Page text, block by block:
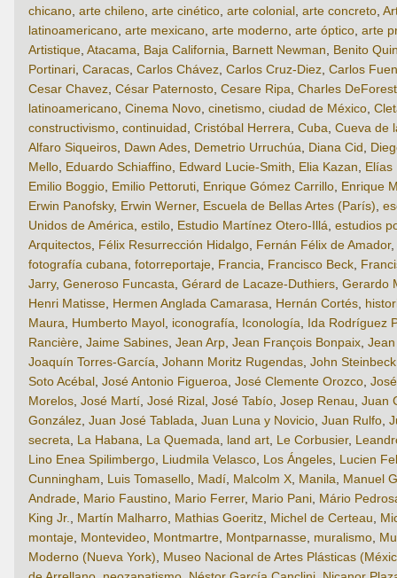
chicano, arte chileno, arte cinético, arte colonial, arte concreto,
latinoamericano, arte mexicano, arte moderno, arte óptico, arte
Artistique, Atacama, Baja California, Barnett Newman, Benito
Portinari, Caracas, Carlos Chávez, Carlos Cruz-Diez, Carlos
Cesar Chavez, César Paternosto, Cesare Ripa, Charles
latinoamericano, Cinema Novo, cinetismo, ciudad de México,
constructivismo, continuidad, Cristóbal Herrera, Cuba, Cueva de
Alfaro Siqueiros, Dawn Ades, Demetrio Urruchúa, Diana Cid,
Mello, Eduardo Schiaffino, Edward Lucie-Smith, Elia Kazan, Elías
Emilio Boggio, Emilio Pettoruti, Enrique Gómez Carrillo, Enrique
Erwin Panofsky, Erwin Werner, Escuela de Bellas Artes (París),
Unidos de América, estilo, Estudio Martínez Otero-Illá, estudios
Arquitectos, Félix Resurrección Hidalgo, Fernán Félix de Amador,
fotografía cubana, fotorreportaje, Francia, Francisco Beck,
Jarry, Generoso Funcasta, Gérard de Lacaze-Duthiers, Gerardo
Henri Matisse, Hermen Anglada Camarasa, Hernán Cortés,
Maura, Humberto Mayol, iconografía, Iconología, Ida Rodríguez
Rancière, Jaime Sabines, Jean Arp, Jean François Bonpaix,
Joaquín Torres-García, Johann Moritz Rugendas, John Steinbeck
Soto Acébal, José Antonio Figueroa, José Clemente Orozco,
Morelos, José Martí, José Rizal, José Tabío, Josep Renau, Juan
González, Juan José Tablada, Juan Luna y Novicio, Juan Rulfo,
secreta, La Habana, La Quemada, land art, Le Corbusier,
Lino Enea Spilimbergo, Liudmila Velasco, Los Ángeles, Lucien
Cunningham, Luis Tomasello, Madí, Malcolm X, Manila, Manuel
Andrade, Mario Faustino, Mario Ferrer, Mario Pani, Mário
King Jr., Martín Malharro, Mathias Goeritz, Michel de Certeau,
montaje, Montevideo, Montmartre, Montparnasse, muralismo,
Moderno (Nueva York), Museo Nacional de Artes Plásticas